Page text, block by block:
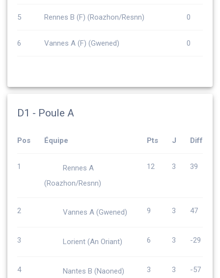
5 Rennes B (F) (Roazhon/Resnn) 0
6 Vannes A (F) (Gwened) 0
D1 - Poule A
Pos Équipe Pts J Diff
1
Rennes A
(Roazhon/Resnn)
12 3 39
2 Vannes A (Gwened) 9 3 47
3 Lorient (An Oriant) 6 3 -29
4 Nantes B (Naoned) 3 3 -57